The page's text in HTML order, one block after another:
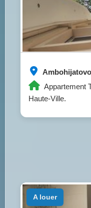
Appartement
Haute-Ville.
a louer